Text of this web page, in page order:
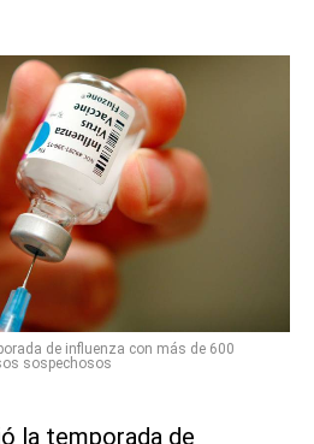
de influenza con más de 600
sospechosos
la temporada de